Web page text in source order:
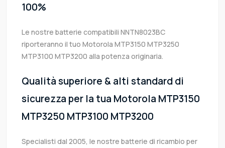
100%
Le nostre batterie compatibili NNTN8023BC
riporteranno il tuo Motorola MTP3150 MTP3250
MTP3100 MTP3200 alla potenza originaria.
Qualità superiore & alti standard di
sicurezza per la tua Motorola MTP3150
MTP3250 MTP3100 MTP3200
Specialisti dal 2005, le nostre batterie di ricambio per